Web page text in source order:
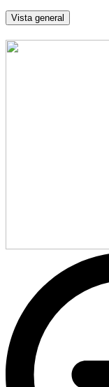
Vista general